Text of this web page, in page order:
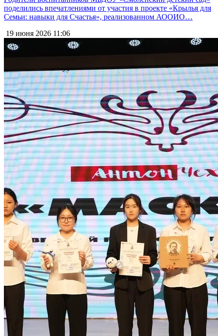
поделились впечатлениями от участия в проекте «Крылья для
Семьи: навыки для Счастья», реализованном АООИО…
19 июня 2026 11:06